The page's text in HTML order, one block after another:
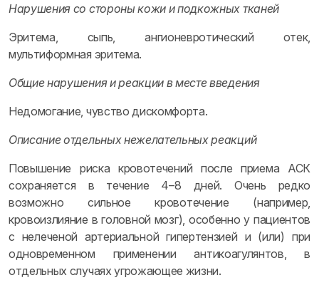
Нарушения со стороны кожи и подкожных тканей
Эритема, сыпь, ангионевротический отек,
мультиформная эритема.
Общие нарушения и реакции в месте введения
Недомогание, чувство дискомфорта.
Описание отдельных нежелательных реакций
Повышение риска кровотечений после приема АСК
сохраняется в течение 4–8 дней. Очень редко
возможно сильное кровотечение (например,
кровоизлияние в головной мозг), особенно у пациентов
с нелеченой артериальной гипертензией и (или) при
одновременном применении антикоагулянтов, в
отдельных случаях угрожающее жизни.